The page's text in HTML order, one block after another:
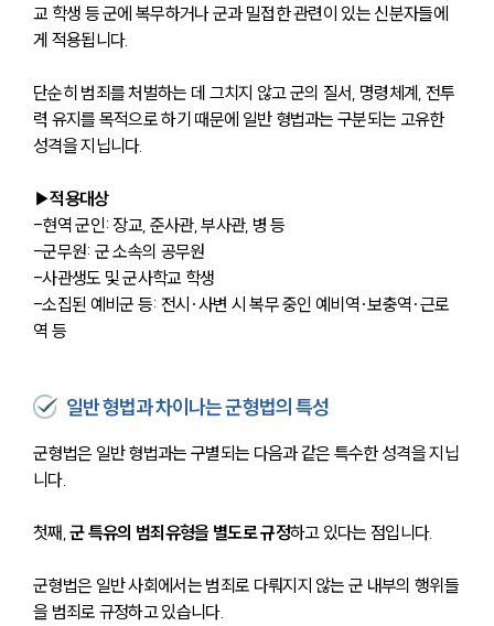
교 학생 등 군에 복무하거나 군과 밀접한 관련이 있는 신분자들에
게 적용됩니다.
단순히 범죄를 처벌하는 데 그치지 않고 군의 질서, 명령체계, 전투
력 유지를 목적으로 하기 때문에 일반 형법과는 구분되는 고유한
성격을 지닙니다.
▶적용대상
-현역 군인: 장교, 준사관, 부사관, 병 등
-군무원: 군 소속의 공무원
-사관생도 및 군사학교 학생
-소집된 예비군 등: 전시·사변 시 복무 중인 예비역·보충역·근로
역 등
일반 형법과 차이나는 군형법의 특성
군형법은 일반 형법과는 구별되는 다음과 같은 특수한 성격을 지닙
니다.
첫째, 군 특유의 범죄유형을 별도로 규정하고 있다는 점입니다.
군형법은 일반 사회에서는 범죄로 다뤄지지 않는 군 내부의 행위들
을 범죄로 규정하고 있습니다.